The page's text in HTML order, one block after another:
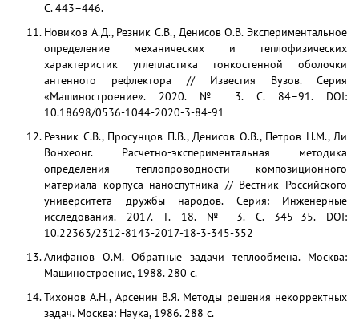
С. 443–446.
Новиков А.Д., Резник С.В., Денисов О.В. Экспериментальное
определение механических и теплофизических
характеристик углепластика тонкостенной оболочки
антенного рефлектора // Известия Вузов. Серия
«Машиностроение». 2020. № 3. С. 84–91. DOI:
10.18698/0536-1044-2020-3-84-91
Резник С.В., Просунцов П.В., Денисов О.В., Петров Н.М., Ли
Вонхеонг. Расчетно-экспериментальная методика
определения теплопроводности композиционного
материала корпуса наноспутника // Вестник Российского
университета дружбы народов. Серия: Инженерные
исследования. 2017. Т. 18. № 3. С. 345–35. DOI:
10.22363/2312-8143-2017-18-3-345-352
Алифанов О.М. Обратные задачи теплообмена. Москва:
Машиностроение, 1988. 280 с.
Тихонов А.Н., Арсенин В.Я. Методы решения некорректных
задач. Москва: Наука, 1986. 288 с.